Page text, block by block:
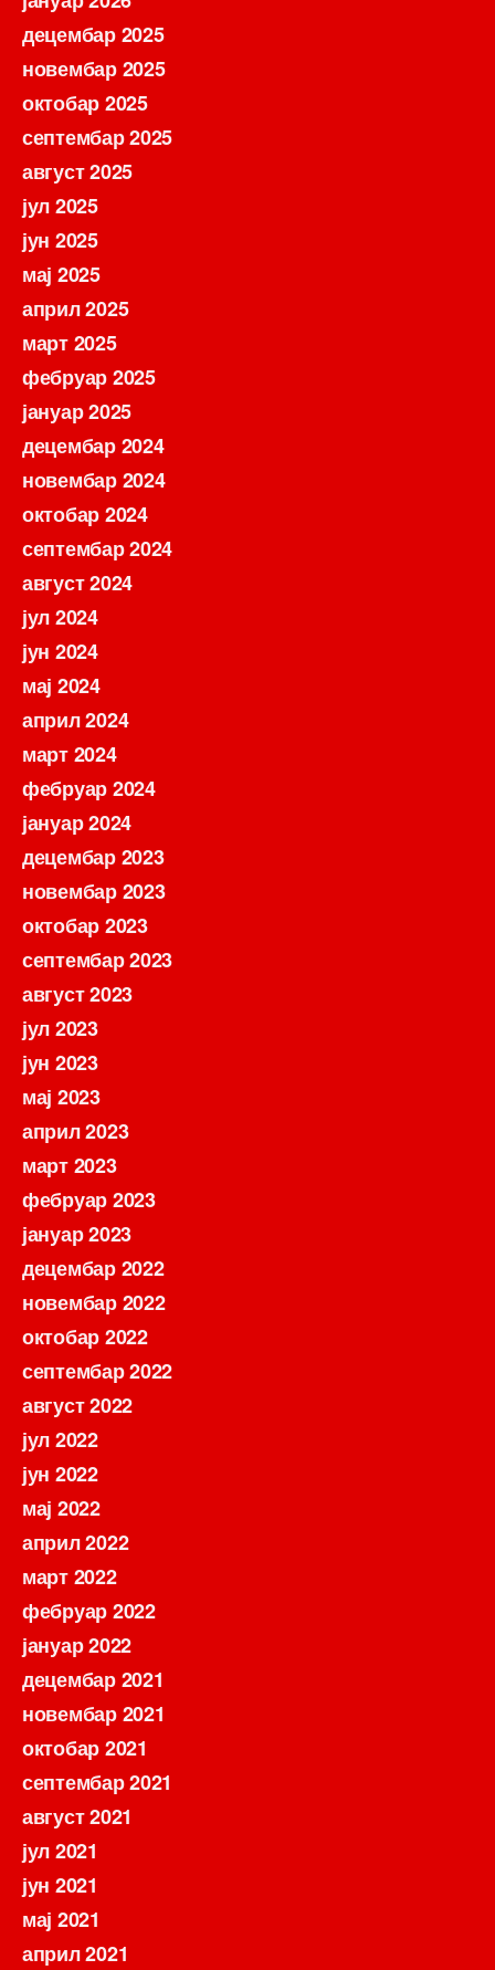
децембар 2025
новембар 2025
октобар 2025
септембар 2025
август 2025
јул 2025
јун 2025
мај 2025
април 2025
март 2025
фебруар 2025
јануар 2025
децембар 2024
новембар 2024
октобар 2024
септембар 2024
август 2024
јул 2024
јун 2024
мај 2024
април 2024
март 2024
фебруар 2024
јануар 2024
децембар 2023
новембар 2023
октобар 2023
септембар 2023
август 2023
јул 2023
јун 2023
мај 2023
април 2023
март 2023
фебруар 2023
јануар 2023
децембар 2022
новембар 2022
октобар 2022
септембар 2022
август 2022
јул 2022
јун 2022
мај 2022
април 2022
март 2022
фебруар 2022
јануар 2022
децембар 2021
новембар 2021
октобар 2021
септембар 2021
август 2021
јул 2021
јун 2021
мај 2021
април 2021